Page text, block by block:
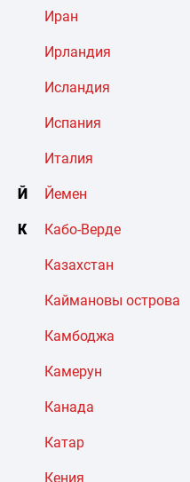
Иран
Ирландия
Исландия
Испания
Италия
Й Йемен
К Кабо-Верде
Казахстан
Каймановы острова
Камбоджа
Камерун
Канада
Катар
Кения